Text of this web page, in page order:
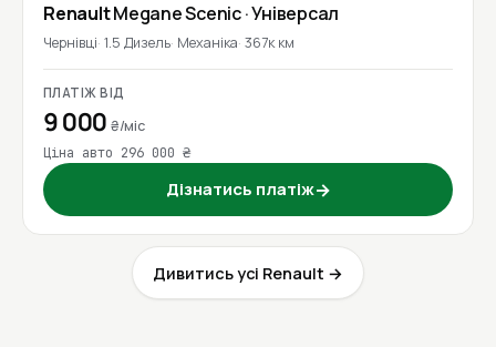
RenaultMegane Scenic· Універсал
Чернівці 1.5 Дизель Механіка 367к км
ПЛАТІЖ ВІД
9 000₴/міс
Ціна авто 296 000 ₴
Дізнатись платіж→
Дивитись усі Renault →